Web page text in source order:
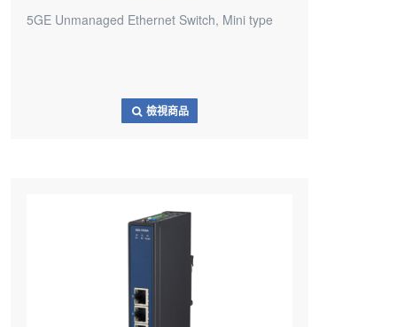
5GE Unmanaged Ethernet Switch, Mini type
檢視商品